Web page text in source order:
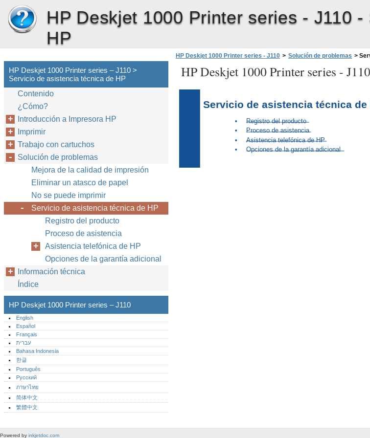
HP Deskjet 1000 Printer series - J110 -
HP
HP Deskjet 1000 Printer series - J110 > Solución de problemas >
HP Deskjet 1000 Printer series -
Servicio de asistencia técnica de
•
Registro del producto
•
Proceso de asistencia
•
Asistencia telefónica de HP
•
Opciones de la garantía adicional
HP Deskjet 1000 Printer series – J110 >
Servicio de asistencia técnica de HP
Contenido
¿Cómo?
Introducción a Impresora HP
Imprimir
Trabajo con cartuchos
Solución de problemas
Mejora de la calidad de impresión
Eliminar un atasco de papel
No se puede imprimir
Servicio de asistencia técnica de HP
Registro del producto
Proceso de asistencia
Asistencia telefónica de HP
Opciones de la garantía adicional
Información técnica
Índice
HP Deskjet 1000 Printer series – J110
English
Español
Français
עברית
Bahasa Indonesia
한글
Português‎
Русский
ภาษาไทย
简体中文
繁體中文
Powered by inkjetdoc.com